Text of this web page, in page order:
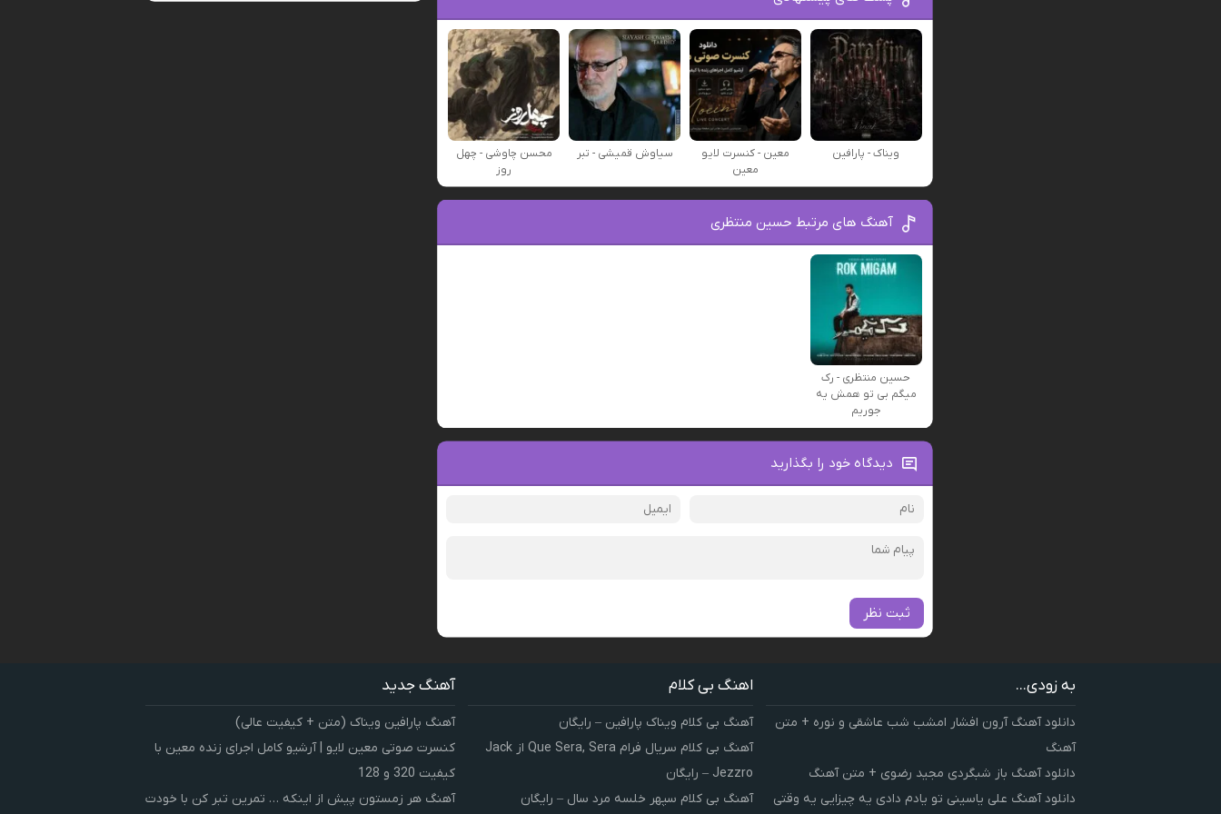
ویناک - پارافین
معین - کنسرت لایو
معین
سیاوش قمیشی - تبر
محسن چاوشی - چهل
روز
آهنگ های مرتبط حسین منتظری
حسین منتظری - رک
میگم بی تو همش یه
جوریم
دیدگاه خود را بگذارید
ثبت نظر
به زودی...
دانلود آهنگ آرون افشار امشب شب عاشقی و نوره + متن
آهنگ
دانلود آهنگ باز شبگردی مجید رضوی + متن آهنگ
دانلود آهنگ علی یاسینی تو یادم دادی یه چیزایی یه وقتی
اهنگ بی کلام
آهنگ بی کلام ویناک پارافین – رایگان
آهنگ بی کلام سریال فرام Que Sera, Sera از Jack
Jezzro – رایگان
آهنگ بی کلام سپهر خلسه مرد سال – رایگان
آهنگ جدید
آهنگ پارافین ویناک (متن + کیفیت عالی)
کنسرت صوتی معین لایو | آرشیو کامل اجرای زنده معین با
کیفیت 320 و 128
آهنگ هر زمستون پیش از اینکه … تمرین تبر کن با خودت